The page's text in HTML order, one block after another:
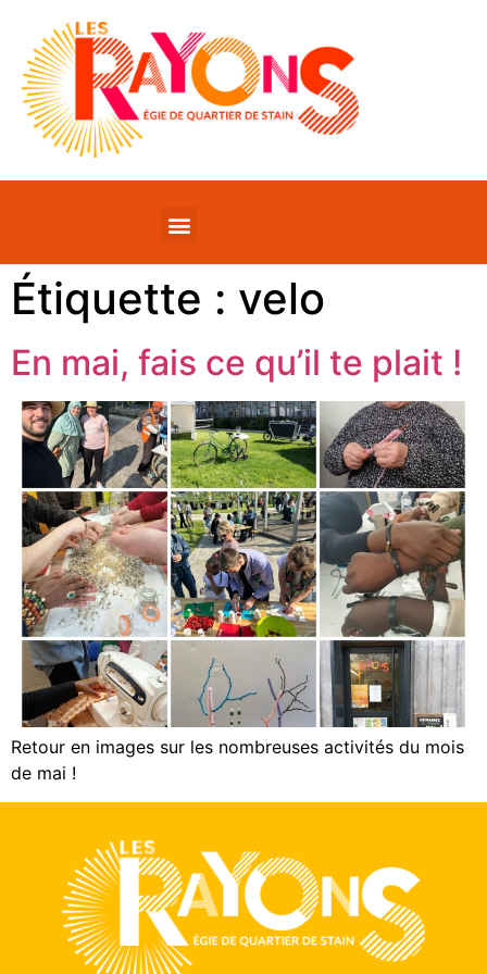
Étiquette : velo
En mai, fais ce qu’il te plait !
Retour en images sur les nombreuses activités du mois
de mai !